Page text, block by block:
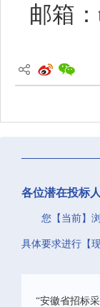
邮箱
各位潜在投标
您【当前】
具体要求进行【
“安徽省招标